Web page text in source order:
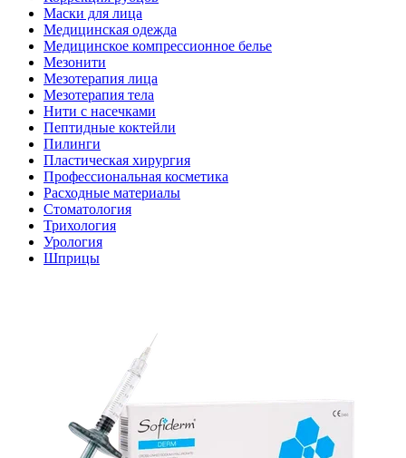
Маски для лица
Медицинская одежда
Медицинское компрессионное белье
Мезонити
Мезотерапия лица
Мезотерапия тела
Нити с насечками
Пептидные коктейли
Пилинги
Пластическая хирургия
Профессиональная косметика
Расходные материалы
Стоматология
Трихология
Урология
Шприцы